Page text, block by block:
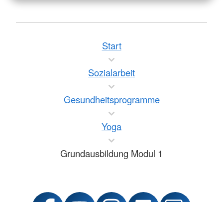
Start
Sozialarbeit
Gesundheitsprogramme
Yoga
Grundausbildung Modul 1